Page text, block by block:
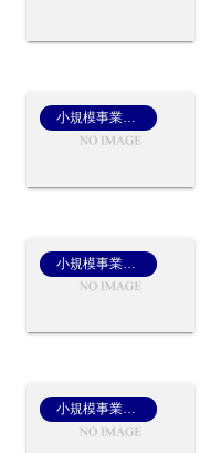
小規模事業者持続化補助金
小規模事業者持続化補助金